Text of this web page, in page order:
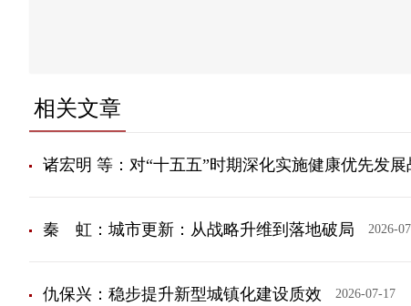
相关文章
诸宏明 等：对“十五五”时期深化实施健康优先发
秦 虹：城市更新：从战略升维到落地破局 2026-
仇保兴：稳步提升新型城镇化建设质效 2026-07-17